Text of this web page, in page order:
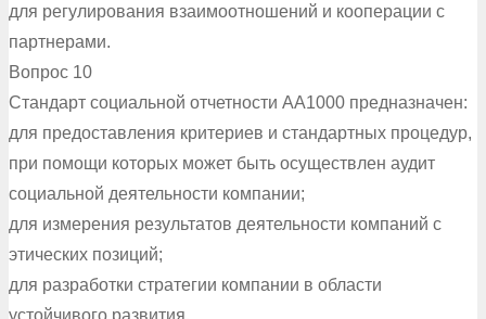
для регулирования взаимоотношений и кооперации с
партнерами.
Вопрос 10
Стандарт социальной отчетности АА1000 предназначен:
для предоставления критериев и стандартных процедур,
при помощи которых может быть осуществлен аудит
социальной деятельности компании;
для измерения результатов деятельности компаний с
этических позиций;
для разработки стратегии компании в области
устойчивого развития.